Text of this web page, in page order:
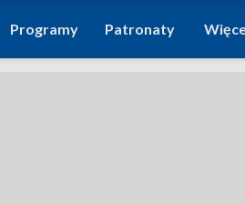
Programy Patronaty